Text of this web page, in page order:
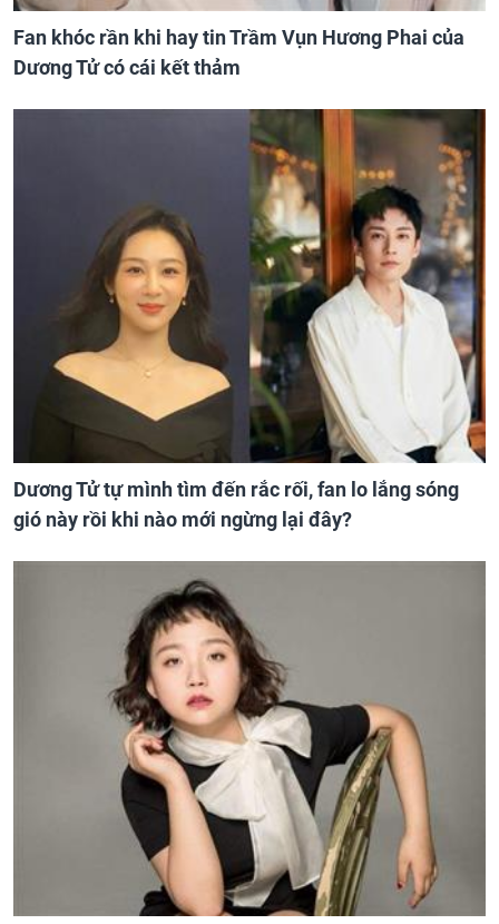
Fan khóc rần khi hay tin Trầm Vụn Hương Phai của
Dương Tử có cái kết thảm
Dương Tử tự mình tìm đến rắc rối, fan lo lắng sóng
gió này rồi khi nào mới ngừng lại đây?